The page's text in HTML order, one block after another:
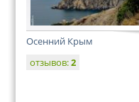
Осенний Крым
отзывов:2